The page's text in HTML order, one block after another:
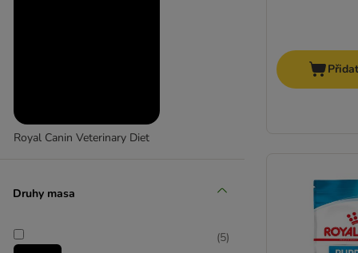
Kapsičky
Royal Canin Fibre Response
Royal Canin Urinary
Royal Canin Veterinary Diet
Druhy masa
(5)